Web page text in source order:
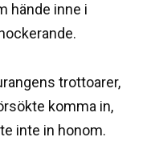
hände inne i
trottoarer,
komma in,
inte in honom.